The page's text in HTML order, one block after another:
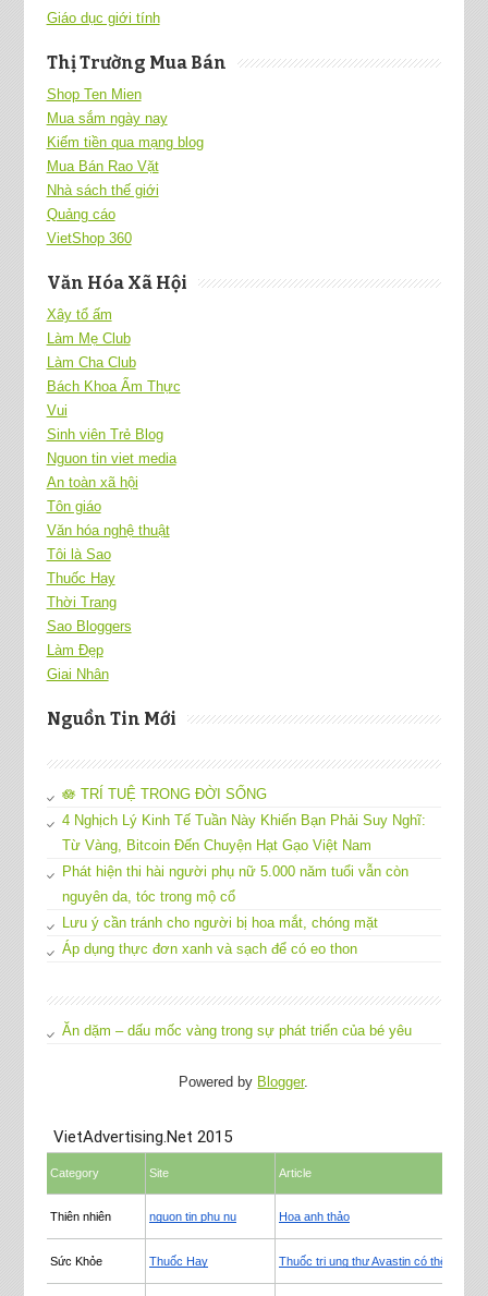
Giáo dục giới tính
Thị Trường Mua Bán
Shop Ten Mien
Mua sắm ngày nay
Kiếm tiền qua mạng blog
Mua Bán Rao Vặt
Nhà sách thế giới
Quảng cáo
VietShop 360
Văn Hóa Xã Hội
Xây tổ ấm
Làm Mẹ Club
Làm Cha Club
Bách Khoa Ẩm Thực
Vui
Sinh viên Trẻ Blog
Nguon tin viet media
An toàn xã hội
Tôn giáo
Văn hóa nghệ thuật
Tôi là Sao
Thuốc Hay
Thời Trang
Sao Bloggers
Làm Đẹp
Giai Nhân
Nguồn Tin Mới
🪷 TRÍ TUỆ TRONG ĐỜI SỐNG
4 Nghịch Lý Kinh Tế Tuần Này Khiến Bạn Phải Suy Nghĩ:
Từ Vàng, Bitcoin Đến Chuyện Hạt Gạo Việt Nam
Phát hiện thi hài người phụ nữ 5.000 năm tuổi vẫn còn
nguyên da, tóc trong mộ cổ
Lưu ý cần tránh cho người bị hoa mắt, chóng mặt
Áp dụng thực đơn xanh và sạch để có eo thon
Ăn dặm – dấu mốc vàng trong sự phát triển của bé yêu
Powered by Blogger.